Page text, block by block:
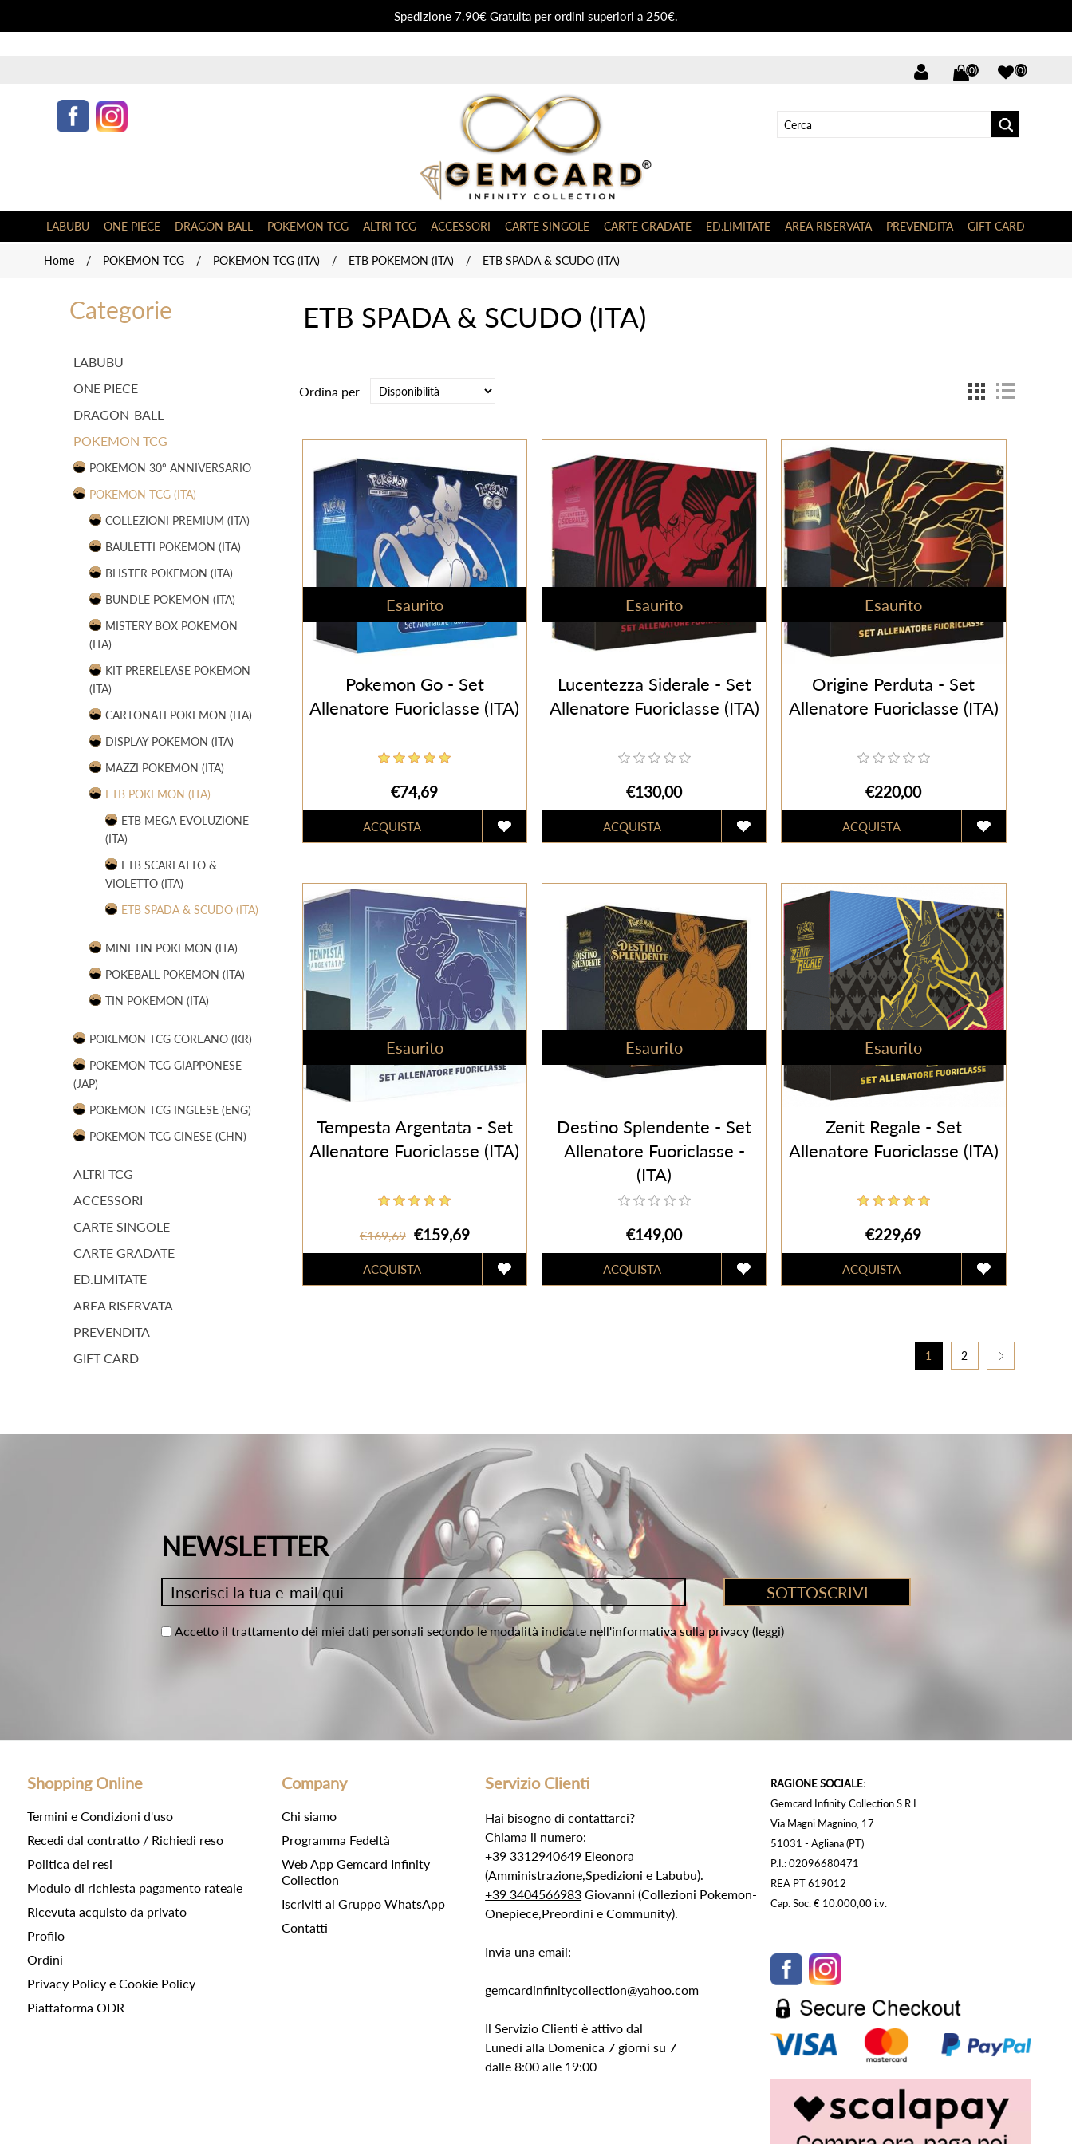
Spedizione 7.90€ Gratuita per ordini superiori a 250€.
(0) (0)
LABUBU ONE PIECE DRAGON-BALL POKEMON TCG ALTRI TCG ACCESSORI CARTE SINGOLE CARTE GRADATE ED.LIMITATE AREA RISERVATA PREVENDITA GIFT CARD
Home / POKEMON TCG / POKEMON TCG (ITA) / ETB POKEMON (ITA) / ETB SPADA & SCUDO (ITA)
Categorie
LABUBU
ONE PIECE
DRAGON-BALL
POKEMON TCG
POKEMON 30º ANNIVERSARIO
POKEMON TCG (ITA)
COLLEZIONI PREMIUM (ITA)
BAULETTI POKEMON (ITA)
BLISTER POKEMON (ITA)
BUNDLE POKEMON (ITA)
MISTERY BOX POKEMON
(ITA)
KIT PRERELEASE POKEMON
(ITA)
CARTONATI POKEMON (ITA)
DISPLAY POKEMON (ITA)
MAZZI POKEMON (ITA)
ETB POKEMON (ITA)
ETB MEGA EVOLUZIONE
(ITA)
ETB SCARLATTO &
VIOLETTO (ITA)
ETB SPADA & SCUDO (ITA)
MINI TIN POKEMON (ITA)
POKEBALL POKEMON (ITA)
TIN POKEMON (ITA)
POKEMON TCG COREANO (KR)
POKEMON TCG GIAPPONESE
(JAP)
POKEMON TCG INGLESE (ENG)
POKEMON TCG CINESE (CHN)
ALTRI TCG
ACCESSORI
CARTE SINGOLE
CARTE GRADATE
ED.LIMITATE
AREA RISERVATA
PREVENDITA
GIFT CARD
ETB SPADA & SCUDO (ITA)
Ordina per
Esaurito
Pokemon Go - Set
Allenatore Fuoriclasse (ITA)
€74,69
Esaurito
Lucentezza Siderale - Set
Allenatore Fuoriclasse (ITA)
€130,00
Esaurito
Origine Perduta - Set
Allenatore Fuoriclasse (ITA)
€220,00
Esaurito
Tempesta Argentata - Set
Allenatore Fuoriclasse (ITA)
€169,69 €159,69
Esaurito
Destino Splendente - Set
Allenatore Fuoriclasse -
(ITA)
€149,00
Esaurito
Zenit Regale - Set
Allenatore Fuoriclasse (ITA)
€229,69
1 2
NEWSLETTER
Accetto il trattamento dei miei dati personali secondo le modalità indicate nell'informativa sulla privacy (leggi)
Shopping Online
Termini e Condizioni d'uso
Recedi dal contratto / Richiedi reso
Politica dei resi
Modulo di richiesta pagamento rateale
Ricevuta acquisto da privato
Profilo
Ordini
Privacy Policy e Cookie Policy
Piattaforma ODR
Company
Chi siamo
Programma Fedeltà
Web App Gemcard Infinity
Collection
Iscriviti al Gruppo WhatsApp
Contatti
Servizio Clienti
Hai bisogno di contattarci?
Chiama il numero:
+39 3312940649 Eleonora
(Amministrazione,Spedizioni e Labubu).
+39 3404566983 Giovanni (Collezioni Pokemon-
Onepiece,Preordini e Community).
Invia una email:
gemcardinfinitycollection@yahoo.com
Il Servizio Clienti è attivo dal
Lunedí alla Domenica 7 giorni su 7
dalle 8:00 alle 19:00
RAGIONE SOCIALE:
Gemcard Infinity Collection S.R.L.
Via Magni Magnino, 17
51031 - Agliana (PT)
P.I.: 02096680471
REA PT 619012
Cap. Soc. € 10.000,00 i.v.